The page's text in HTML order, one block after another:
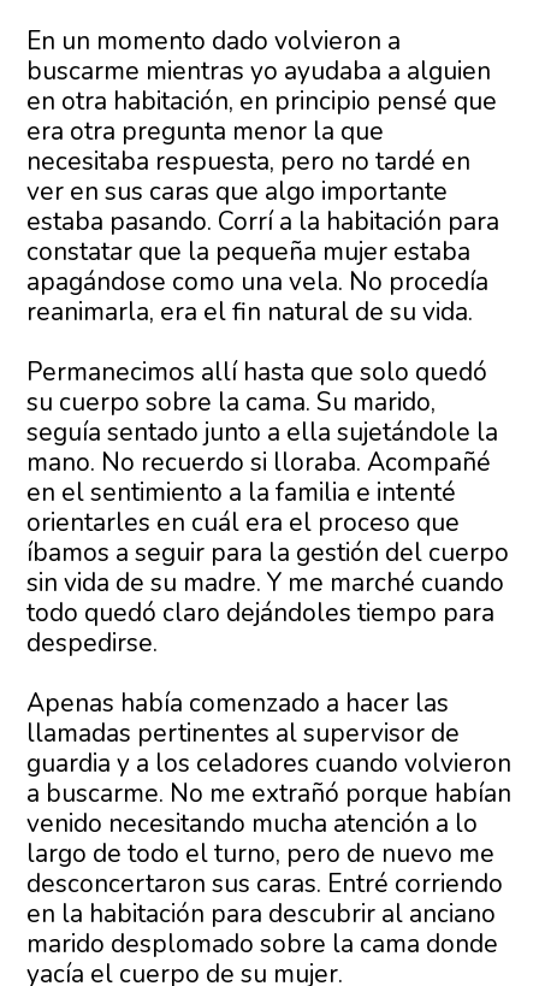
En un momento dado volvieron a
buscarme mientras yo ayudaba a alguien
en otra habitación, en principio pensé que
era otra pregunta menor la que
necesitaba respuesta, pero no tardé en
ver en sus caras que algo importante
estaba pasando. Corrí a la habitación para
constatar que la pequeña mujer estaba
apagándose como una vela. No procedía
reanimarla, era el fin natural de su vida.
Permanecimos allí hasta que solo quedó
su cuerpo sobre la cama. Su marido,
seguía sentado junto a ella sujetándole la
mano. No recuerdo si lloraba. Acompañé
en el sentimiento a la familia e intenté
orientarles en cuál era el proceso que
íbamos a seguir para la gestión del cuerpo
sin vida de su madre. Y me marché cuando
todo quedó claro dejándoles tiempo para
despedirse.
Apenas había comenzado a hacer las
llamadas pertinentes al supervisor de
guardia y a los celadores cuando volvieron
a buscarme. No me extrañó porque habían
venido necesitando mucha atención a lo
largo de todo el turno, pero de nuevo me
desconcertaron sus caras. Entré corriendo
en la habitación para descubrir al anciano
marido desplomado sobre la cama donde
yacía el cuerpo de su mujer.